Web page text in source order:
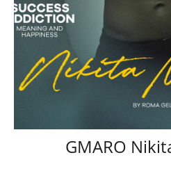
GMARO